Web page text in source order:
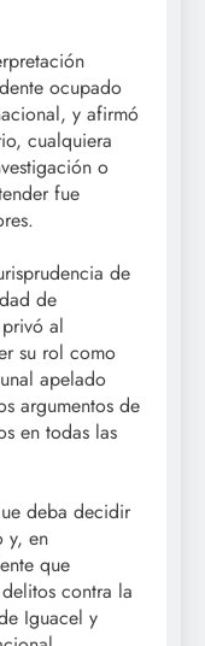
ocupado
y afirmó
cualquiera
o
fue
de
de
al
su rol como
apelado
argumentos de
en todas las
deba decidir
y, en
que
contra la
Iguacel y